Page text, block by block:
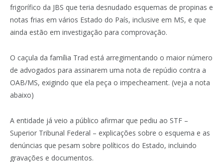
frigorífico da JBS que teria desnudado esquemas de propinas e
notas frias em vários Estado do País, inclusive em MS, e que
ainda estão em investigação para comprovação.
O caçula da família Trad está arregimentando o maior número
de advogados para assinarem uma nota de repúdio contra a
OAB/MS, exigindo que ela peça o impecheament. (veja a nota
abaixo)
A entidade já veio a público afirmar que pediu ao STF –
Superior Tribunal Federal – explicações sobre o esquema e as
denúncias que pesam sobre políticos do Estado, incluindo
gravações e documentos.